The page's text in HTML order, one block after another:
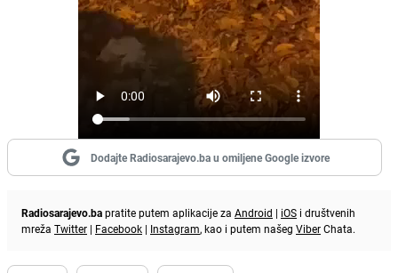
Dodajte Radiosarajevo.ba u omiljene Google izvore
Radiosarajevo.bapratite putem aplikacije za Android | iOS i društvenih
mreža Twitter | Facebook | Instagram, kao i putem našeg ViberChata.